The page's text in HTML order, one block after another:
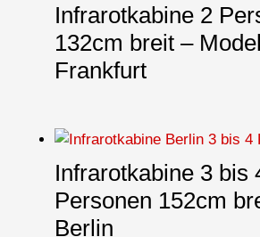
Infrarotkabine 2
132cm breit –
Frankfurt
Infrarotkabine 3 bis
Personen 152cm
Berlin